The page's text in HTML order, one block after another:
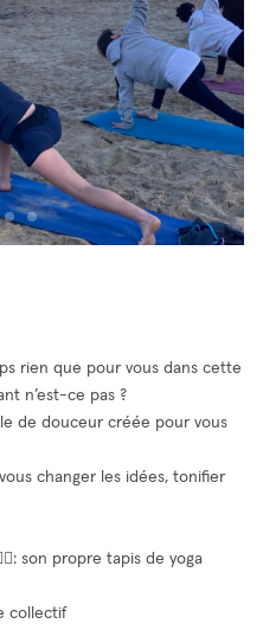
rien que pour vous dans cette
n’est-ce pas ?
de douceur créée pour vous
changer les idées, tonifier
son propre tapis de yoga
collectif